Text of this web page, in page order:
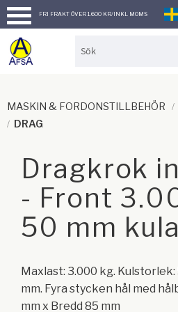
Meny
FRI FRAKT ÖVER 1.600 KR/INKL MOMS
MASKIN & FORDONSTILLBEHÖR
DRAG
Dragkrok
- Front
50 mm kula
Maxlast: 3.000 kg.
mm. Fyra stycken hål med
mm x Bredd 85 mm